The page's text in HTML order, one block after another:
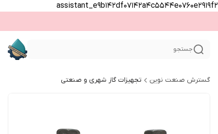
assistant_e9b142df07142a4c5544e0760e2919f2
جستجو
گسترش صنعت نوین تجهیزات گاز شهری و صنعتی